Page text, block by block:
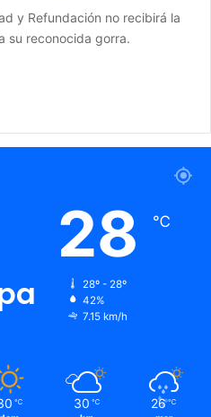
y Refundación no recibirá la
su reconocida gorra.
28 ℃
28º - 28º
42%
7.15 km/h
℃ 30 ℃ 26 ℃